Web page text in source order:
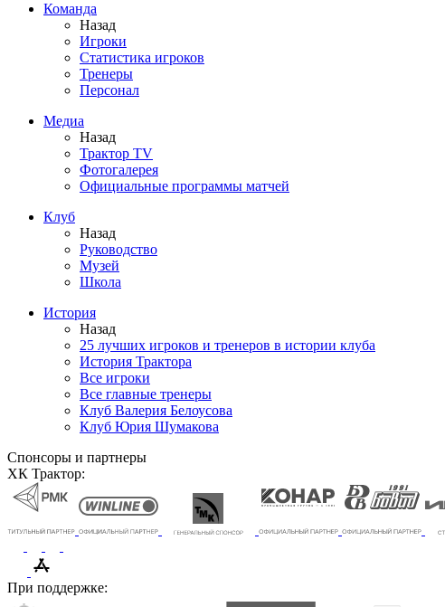
Команда
Назад
Игроки
Статистика игроков
Тренеры
Персонал
Медиа
Назад
Трактор TV
Фотогалерея
Официальные программы матчей
Клуб
Назад
Руководство
Музей
Школа
История
Назад
25 лучших игроков и тренеров в истории клуба
История Трактора
Все игроки
Все главные тренеры
Клуб Валерия Белоусова
Клуб Юрия Шумакова
Спонсоры и партнеры
ХК Трактор:
При поддержке: